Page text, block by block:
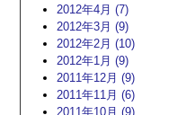
2012年4月 (7)
2012年3月 (9)
2012年2月 (10)
2012年1月 (9)
2011年12月 (9)
2011年11月 (6)
2011年10月 (9)